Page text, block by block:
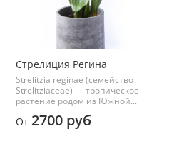
Стрелиция Регина
Strelitzia reginae (семейство
Strelitziaceae) — тропическое
растение родом из Южной...
От 2700 руб